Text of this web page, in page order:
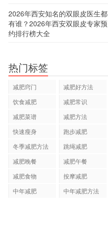
2026年西安知名的双眼皮医生都
有谁？2026年西安双眼皮专家预
约排行榜大全
热门标签
减肥窍门 减肥好方法
饮食减肥
减肥常识
减肥菜谱
减肥方法
快速瘦身
跑步减肥
冬季减肥方法
跳绳减肥
减肥晚餐
减肥午餐
减肥食物
按摩减肥
中年减肥
中年减肥方法